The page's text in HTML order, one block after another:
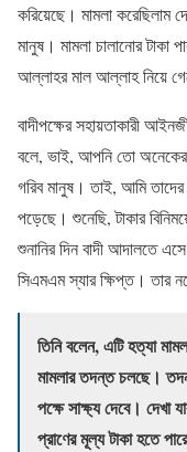
করিয়েছে। মামলা
মানুষ। মামলা চালানোর টাকা
আল্লাহর মাল আল্লাহ নিয়ে
বাদীপক্ষের সহায়তাকারী
বলে, ভাই, আপনি তো
গরিব মানুষ। তাই, আমি
পড়েছে। শুনেছি, টাকার
শুনানির দিন বাদী আদালতে
সিএমএম স্যার ক্ষিপ্ত। তার
তিনি বলেন, এটি হত্যা
মামলার তদন্ত চলছে।
পক্ষে সাক্ষ্য দেবে।
প্রাণের মূল্য টাকা হতে